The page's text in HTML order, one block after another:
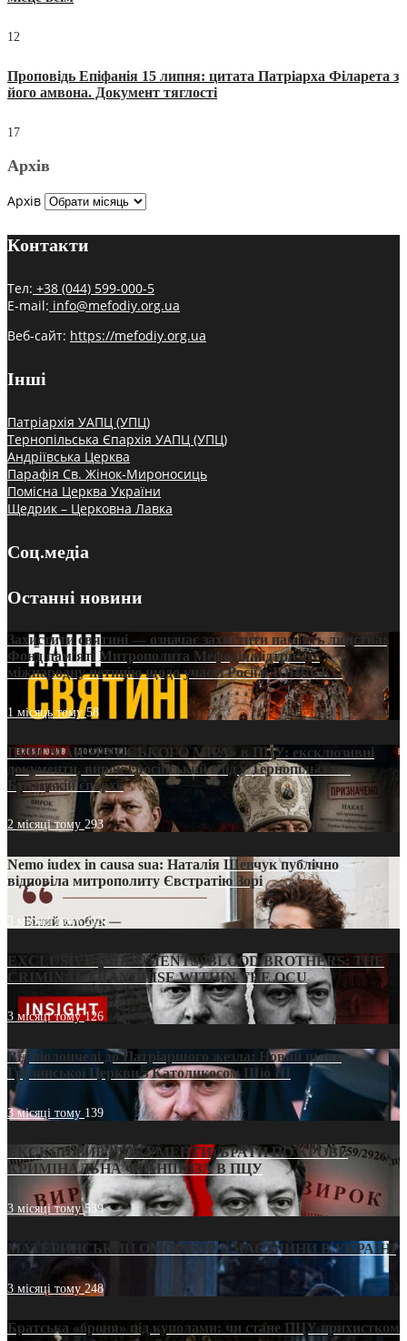
12
Проповідь Епіфанія 15 липня: цитата Патріарха Філарета з
його амвона. Документ тяглості
17
Архів
Архів
Контакти
Тел: +38 (044) 599-000-5
E-mail: info@mefodiy.org.ua
Веб-сайт: https://mefodiy.org.ua
Інші
Патріархія УАПЦ (УПЦ)
Тернопільська Єпархія УАПЦ (УПЦ)
Андріївська Церква
Парафія Св. Жінок-Мироносиць
Помісна Церква України
Щедрик – Церковна Лавка
Соц.медіа
Останні новини
Захистити святині — означає захистити пам’ять людства:
Фонд пам’яті Митрополита Мефодія підтримує
міжнародну петицію щодо участі Росії в ЮНЕСКО
1 місяць тому58
ПРИСМАК «РУССЬКОГО МІРА» в ПЦУ: ексклюзивні
документи, вирок і російський слід у Тернопільсько-
Бучацькій єпархії
2 місяці тому 293
Nemo iudex in causa sua: Наталія Шевчук публічно
відповіла митрополиту Євстратію Зорі
3 місяці тому213
EXCLUSIVE (DOCUMENTS)/BLOOD BROTHERS: THE
CRIMINAL FRANCHISE WITHIN THE OCU
3 місяці тому126
Від віолончелі до Патріаршого жезла: Новий шлях
Грузинської Церкви з Католикосом Шіо III
3 місяці тому 139
ЕКСКЛЮЗИВ (ДОКУМЕНТИ)/БРАТИ ПО КРОВІ:
КРИМІНАЛЬНА ФРАНШИЗА В ПЦУ
3 місяці тому539
МАТЕРИНСЬКИЙ ОМОРФОР В ЧАС ВІЙНИ В УКРАЇНІ
3 місяці тому248
Братська «броня» під куполами: чи стане ПЦУ прихистком